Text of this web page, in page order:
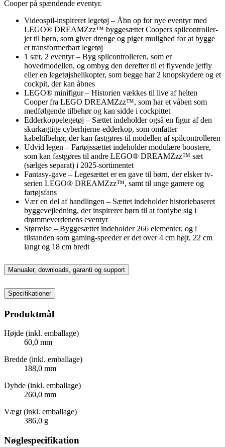
Cooper på spændende eventyr.
Videospil-inspireret legetøj – Åbn op for nye eventyr med
LEGO® DREAMZzz™ byggesættet Coopers spilcontroller-
jet til børn, som giver drenge og piger mulighed for at bygge
et transformerbart legetøj
1 sæt, 2 eventyr – Byg spilcontrolleren, som er
hovedmodellen, og ombyg den derefter til et flyvende jetfly
eller en legetøjshelikopter, som begge har 2 knopskydere og et
cockpit, der kan åbnes
LEGO® minifigur – Historien vækkes til live af helten
Cooper fra LEGO DREAMZzz™, som har et våben som
medfølgende tilbehør og kan sidde i cockpittet
Edderkoppelegetøj – Sættet indeholder også en figur af den
skurkagtige cyberhjerne-edderkop, som omfatter
kabeltilbehør, der kan fastgøres til modellen af spilcontrolleren
Udvid legen – Fartøjssættet indeholder modulære boostere,
som kan fastgøres til andre LEGO® DREAMZzz™ sæt
(sælges separat) i 2025-sortimentet
Fantasy-gave – Legesættet er en gave til børn, der elsker tv-
serien LEGO® DREAMZzz™, samt til unge gamere og
fartøjsfans
Vær en del af handlingen – Sættet indeholder historiebaseret
byggevejledning, der inspirerer børn til at fordybe sig i
drømmeverdenens eventyr
Størrelse – Byggesættet indeholder 266 elementer, og i
tilstanden som gaming-speeder er det over 4 cm højt, 22 cm
langt og 18 cm bredt
Manualer, downloads, garanti og support
Specifikationer
Produktmål
Højde (inkl. emballage)
60,0 mm
Bredde (inkl. emballage)
188,0 mm
Dybde (inkl. emballage)
260,0 mm
Vægt (inkl. emballage)
386,0 g
Nøglespecifikation